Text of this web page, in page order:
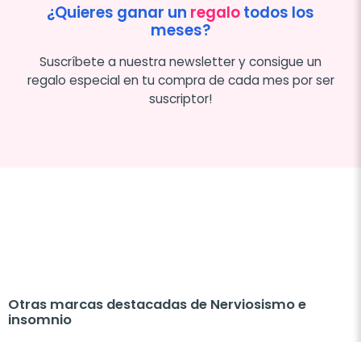
¿Quieres ganar un regalotodos los
meses?
Suscríbete a nuestra newsletter y consigue un
regalo especial en tu compra de cada mes por ser
suscriptor!
Otras marcas destacadas de Nerviosismo e
insomnio